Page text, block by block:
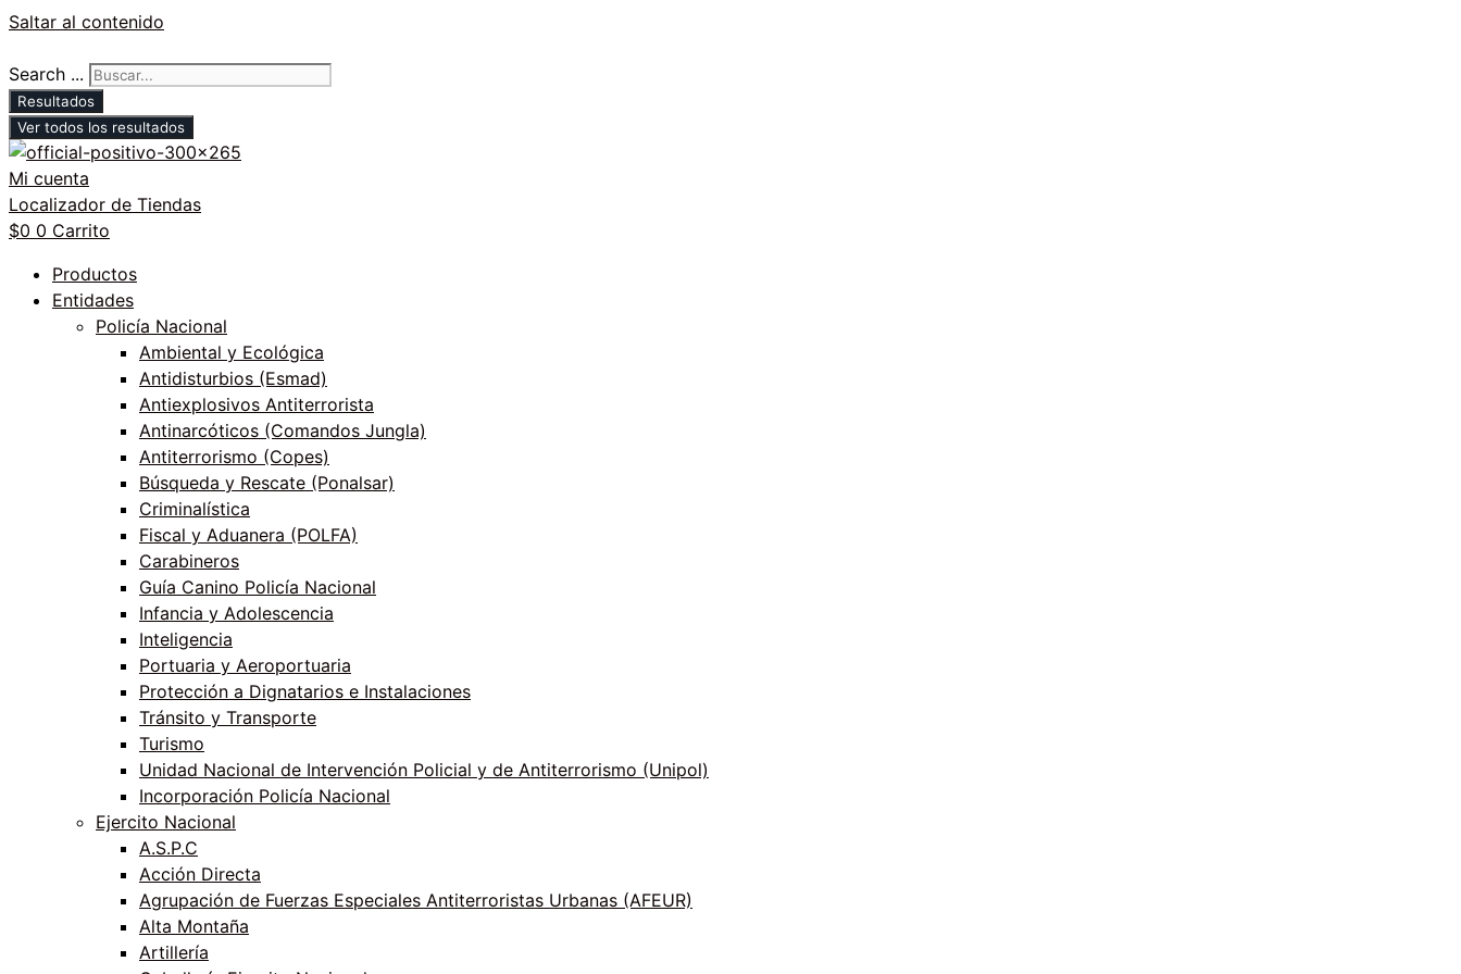
Saltar al contenido
Search ...
Resultados
Ver todos los resultados
Mi cuenta
Localizador de Tiendas
$0 0 Carrito
Productos
Entidades
Policía Nacional
Ambiental y Ecológica
Antidisturbios (Esmad)
Antiexplosivos Antiterrorista
Antinarcóticos (Comandos Jungla)
Antiterrorismo (Copes)
Búsqueda y Rescate (Ponalsar)
Criminalística
Fiscal y Aduanera (POLFA)
Carabineros
Guía Canino Policía Nacional
Infancia y Adolescencia
Inteligencia
Portuaria y Aeroportuaria
Protección a Dignatarios e Instalaciones
Tránsito y Transporte
Turismo
Unidad Nacional de Intervención Policial y de Antiterrorismo (Unipol)
Incorporación Policía Nacional
Ejercito Nacional
A.S.P.C
Acción Directa
Agrupación de Fuerzas Especiales Antiterroristas Urbanas (AFEUR)
Alta Montaña
Artillería